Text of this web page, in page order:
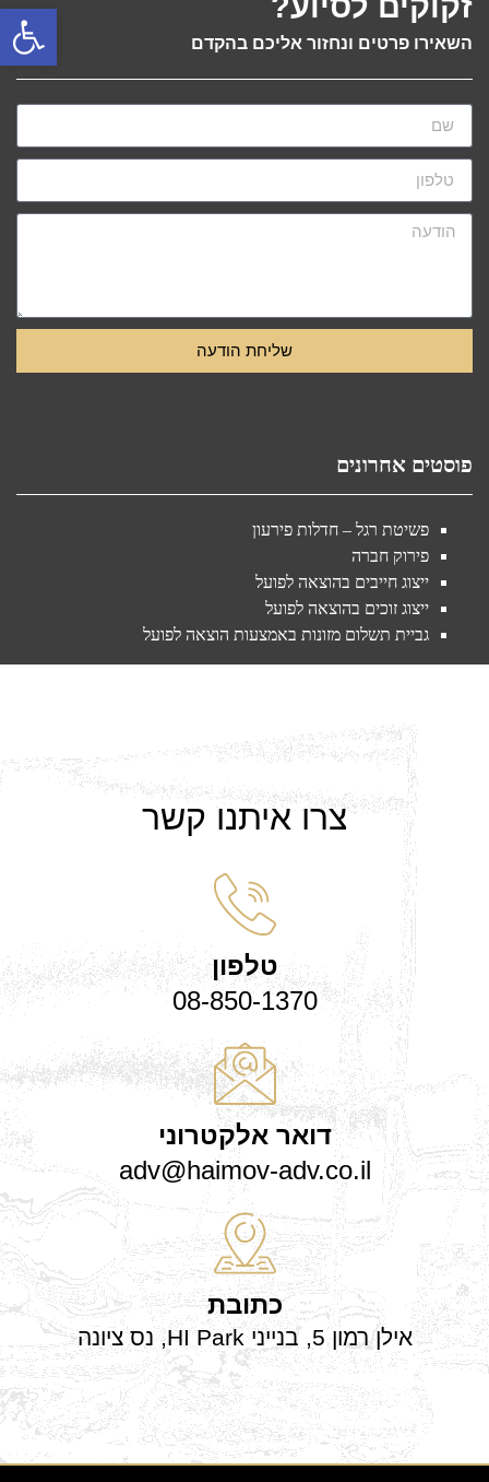
השאירו פרטים ונחזור אליכם בהקדם
שליחת הודעה
פוסטים אחרונים
פשיטת רגל – חדלות פירעון
פירוק חברה
ייצוג חייבים בהוצאה לפועל
ייצוג זוכים בהוצאה לפועל
גביית תשלום מזונות באמצעות הוצאה לפועל
צרו איתנו קשר
טלפון
08-850-1370
דואר אלקטרוני
adv@haimov-adv.co.il
כתובת
אילן רמון 5, בנייני HI Park, נס ציונה